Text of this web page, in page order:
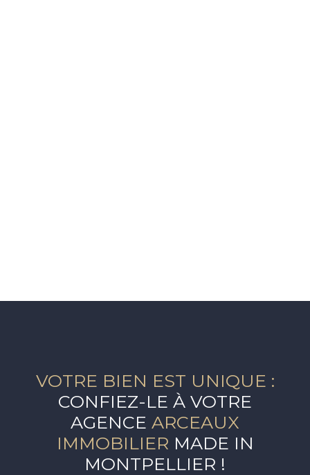
VOTRE BIEN EST UNIQUE :
CONFIEZ-LE À VOTRE
AGENCE ARCEAUX
IMMOBILIER MADE IN
MONTPELLIER !